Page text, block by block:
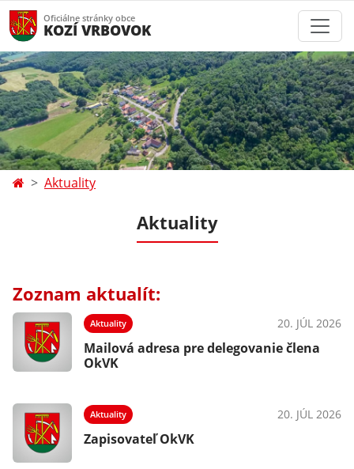
Oficiálne stránky obce
KOZÍ VRBOVOK
Aktuality
Aktuality
Zoznam aktualít:
Aktuality 20. JÚL 2026
Mailová adresa pre delegovanie člena
OkVK
Aktuality 20. JÚL 2026
Zapisovateľ OkVK